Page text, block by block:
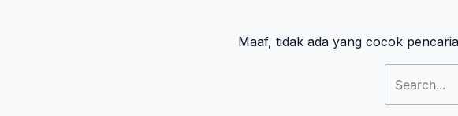
Maaf, tidak ada yang cocok